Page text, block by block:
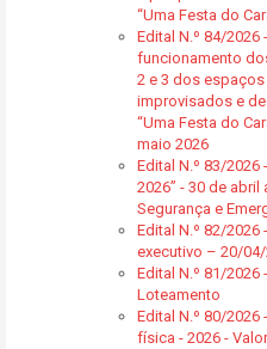
“Uma Festa do
Edital N.º 84/
funcionamento
2 e 3 dos
improvisados e
“Uma Festa do
maio 2026
Edital N.º 83/2026
2026” - 30 de
Segurança e
Edital N.º 82/2026
executivo – 20/
Edital N.º 81/2026
Loteamento
Edital N.º 80/
física - 2026 -